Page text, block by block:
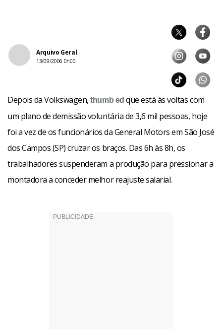
Arquivo Geral
13/09/2006 0h00
Depois da Volkswagen,thumb ed que está às voltas com
um plano de demissão voluntária de 3,6 mil pessoas, hoje
foi a vez de os funcionários da General Motors em São José
dos Campos (SP) cruzar os braços. Das 6h às 8h, os
trabalhadores suspenderam a produção para pressionar a
montadora a conceder melhor reajuste salarial.